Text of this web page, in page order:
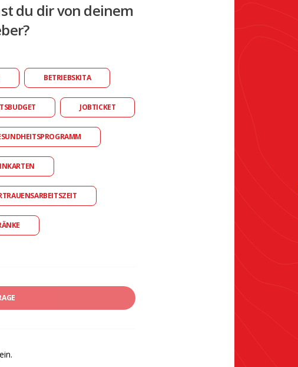
du dir von deinem
BETRIEBSKITA
JOBTICKET